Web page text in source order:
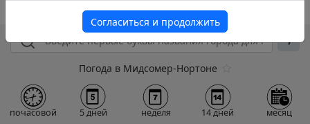
Погода в Мидсомер-Нортоне
почасовой 5 дней неделя 14 дней месяц
Согласиться и продолжить